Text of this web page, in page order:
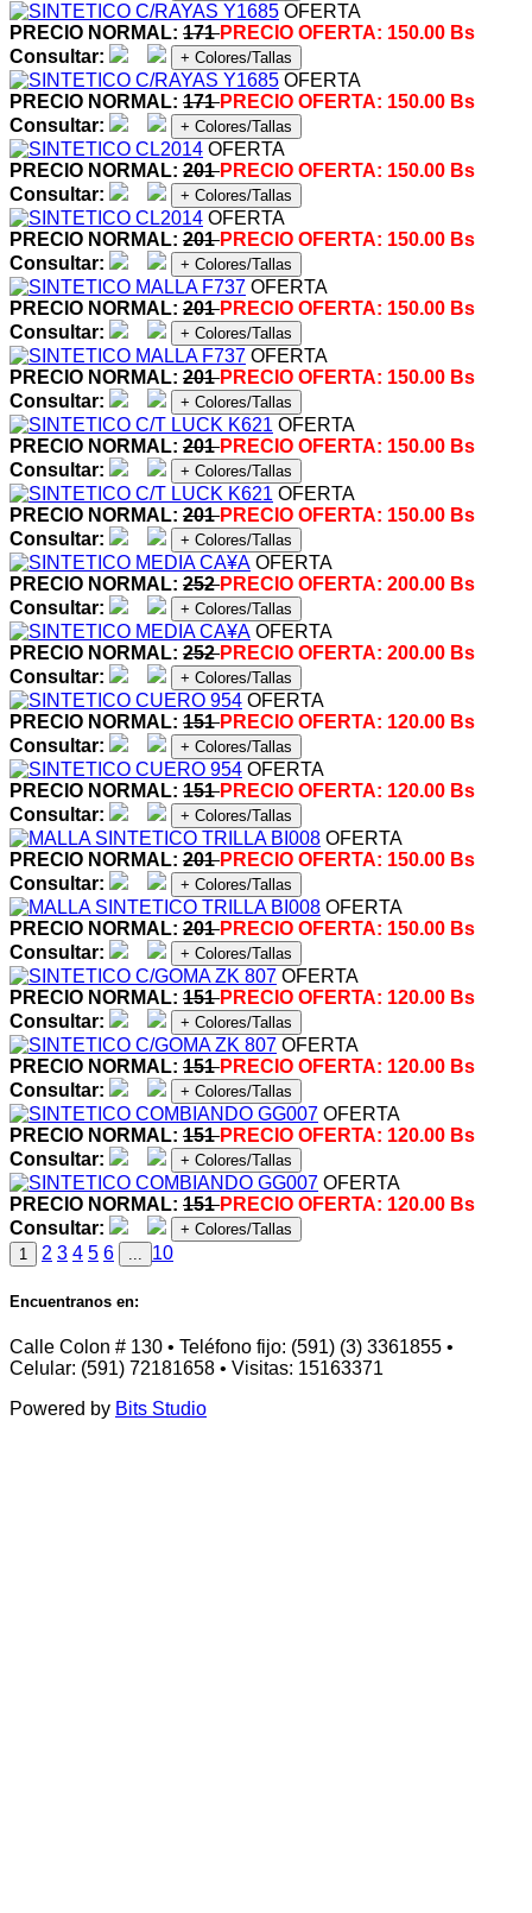
OFERTA
PRECIO NORMAL: 171PRECIO OFERTA: 150.00 Bs
Consultar:
+ Colores/Tallas
OFERTA
PRECIO NORMAL: 171PRECIO OFERTA: 150.00 Bs
Consultar:
+ Colores/Tallas
OFERTA
PRECIO NORMAL: 201PRECIO OFERTA: 150.00 Bs
Consultar:
+ Colores/Tallas
OFERTA
PRECIO NORMAL: 201PRECIO OFERTA: 150.00 Bs
Consultar:
+ Colores/Tallas
OFERTA
PRECIO NORMAL: 201PRECIO OFERTA: 150.00 Bs
Consultar:
+ Colores/Tallas
OFERTA
PRECIO NORMAL: 201PRECIO OFERTA: 150.00 Bs
Consultar:
+ Colores/Tallas
OFERTA
PRECIO NORMAL: 201PRECIO OFERTA: 150.00 Bs
Consultar:
+ Colores/Tallas
OFERTA
PRECIO NORMAL: 201PRECIO OFERTA: 150.00 Bs
Consultar:
+ Colores/Tallas
OFERTA
PRECIO NORMAL: 252PRECIO OFERTA: 200.00 Bs
Consultar:
+ Colores/Tallas
OFERTA
PRECIO NORMAL: 252PRECIO OFERTA: 200.00 Bs
Consultar:
+ Colores/Tallas
OFERTA
PRECIO NORMAL: 151PRECIO OFERTA: 120.00 Bs
Consultar:
+ Colores/Tallas
OFERTA
PRECIO NORMAL: 151PRECIO OFERTA: 120.00 Bs
Consultar:
+ Colores/Tallas
OFERTA
PRECIO NORMAL: 201PRECIO OFERTA: 150.00 Bs
Consultar:
+ Colores/Tallas
OFERTA
PRECIO NORMAL: 201PRECIO OFERTA: 150.00 Bs
Consultar:
+ Colores/Tallas
OFERTA
PRECIO NORMAL: 151PRECIO OFERTA: 120.00 Bs
Consultar:
+ Colores/Tallas
OFERTA
PRECIO NORMAL: 151PRECIO OFERTA: 120.00 Bs
Consultar:
+ Colores/Tallas
OFERTA
PRECIO NORMAL: 151PRECIO OFERTA: 120.00 Bs
Consultar:
+ Colores/Tallas
OFERTA
PRECIO NORMAL: 151PRECIO OFERTA: 120.00 Bs
Consultar:
+ Colores/Tallas
1
2 3 4 5 6 ... 10
Encuentranos en:
Calle Colon # 130 • Teléfono fijo: (591) (3) 3361855 •
Celular: (591) 72181658 • Visitas: 15163371
Powered by Bits Studio